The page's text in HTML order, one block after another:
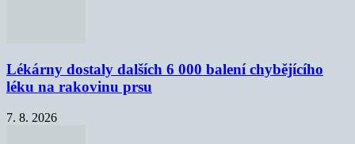
Lékárny dostaly dalších 6 000 balení chybějícího
léku na rakovinu prsu
7. 8. 2026